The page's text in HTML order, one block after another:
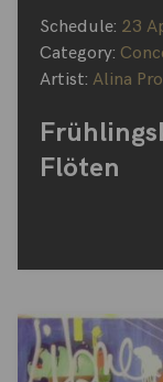
Schedule: 23
Category:
Artist: Alina
Flöten